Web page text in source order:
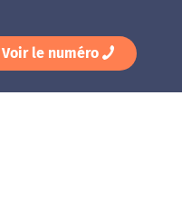
Voir le numéro